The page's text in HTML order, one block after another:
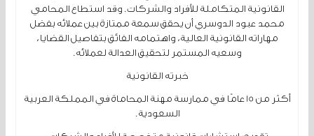
القانونية المتكاملة للأفراد والشركات. وقد استطاع المحامي
محمد عبود الدوسري أن يحقق سمعة ممتازة بين عملائه بفضل
مهاراته القانونية العالية، واهتمامه الفائق بتفاصيل القضايا،
وسعيه المستمر لتحقيق العدالة لعملائه.
خبرته القانونية
أكثر من 15 عامًا في ممارسة مهنة المحاماة في المملكة العربية
السعودية.